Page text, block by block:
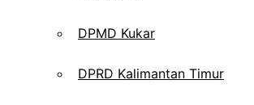
DPMD Kukar
DPRD Kalimantan Timur